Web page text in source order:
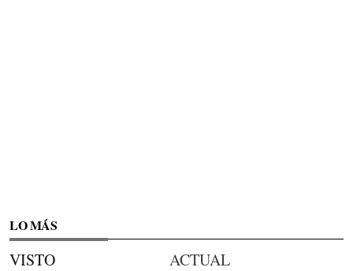
LO MÁS
VISTO ACTUAL